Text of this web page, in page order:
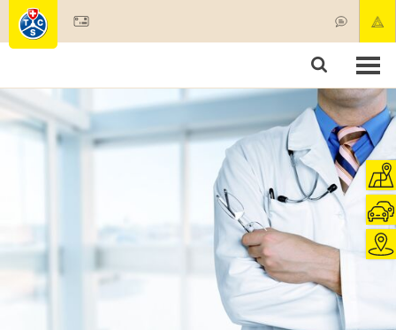
Membres & prestations
Tests, sécurité & santé